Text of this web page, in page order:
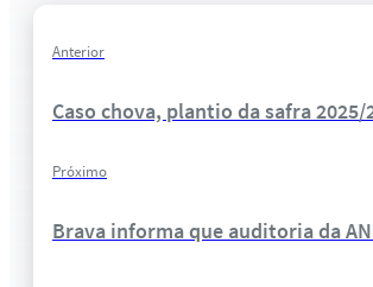
Anterior
Caso chova, plantio da safra
Próximo
Brava informa que auditoria da